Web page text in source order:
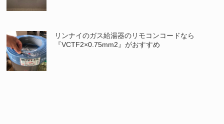
リンナイのガス給湯器のリモコンコードなら
『VCTF2×0.75mm2』がおすすめ